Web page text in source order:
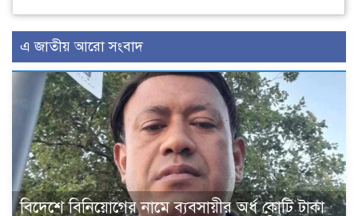
এ জাতীয় আরো সংবাদ
বিদেশে বিনিয়োগের নামে ব্যবসায়ীর অর্ধ কোটি টাকা